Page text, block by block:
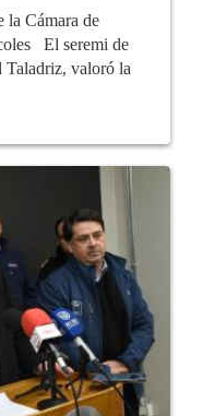
la Cámara de
El seremi de
Taladriz, valoró la